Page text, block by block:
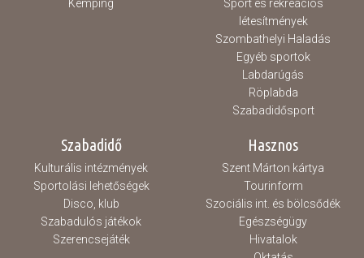
Kemping
Sport és rekreációs
létesítmények
Szombathelyi Haladás
Egyéb sportok
Labdarúgás
Röplabda
Szabadidősport
Szabadidő
Kulturális intézmények
Sportolási lehetőségek
Disco, klub
Szabadulós játékok
Szerencsejáték
Hasznos
Szent Márton kártya
Tourinform
Szociális int. és bölcsődék
Egészségügy
Hivatalok